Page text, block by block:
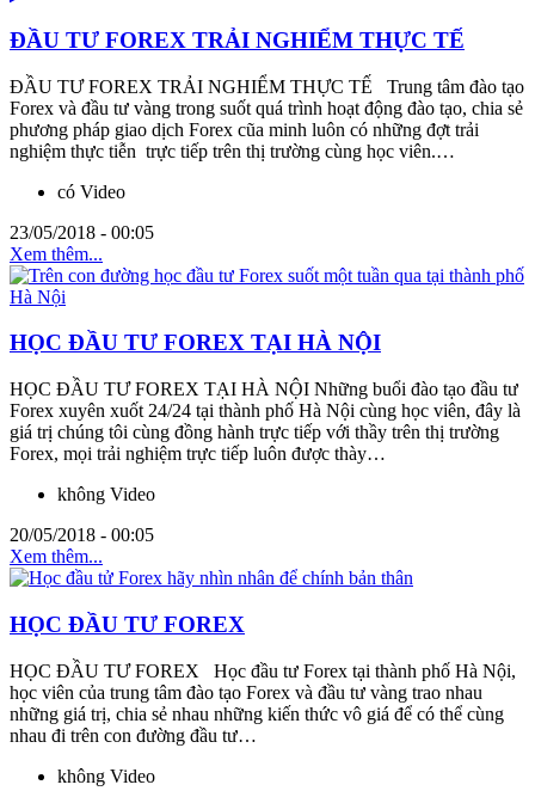
ĐẦU TƯ FOREX TRẢI NGHIỂM THỰC TẾ
ĐẦU TƯ FOREX TRẢI NGHIỂM THỰC TẾ Trung tâm đào tạo
Forex và đầu tư vàng trong suốt quá trình hoạt động đào tạo, chia sẻ
phương pháp giao dịch Forex cũa minh luôn có những đợt trải
nghiệm thực tiễn trực tiếp trên thị trường cùng học viên.…
có Video
23/05/2018 - 00:05
Xem thêm...
HỌC ĐẦU TƯ FOREX TẠI HÀ NỘI
HỌC ĐẦU TƯ FOREX TẠI HÀ NỘI Những buổi đào tạo đầu tư
Forex xuyên xuốt 24/24 tại thành phố Hà Nội cùng học viên, đây là
giá trị chúng tôi cùng đồng hành trực tiếp với thầy trên thị trường
Forex, mọi trải nghiệm trực tiếp luôn được thày…
không Video
20/05/2018 - 00:05
Xem thêm...
HỌC ĐẦU TƯ FOREX
HỌC ĐẦU TƯ FOREX Học đầu tư Forex tại thành phố Hà Nội,
học viên của trung tâm đào tạo Forex và đầu tư vàng trao nhau
những giá trị, chia sẻ nhau những kiến thức vô giá để có thể cùng
nhau đi trên con đường đầu tư…
không Video